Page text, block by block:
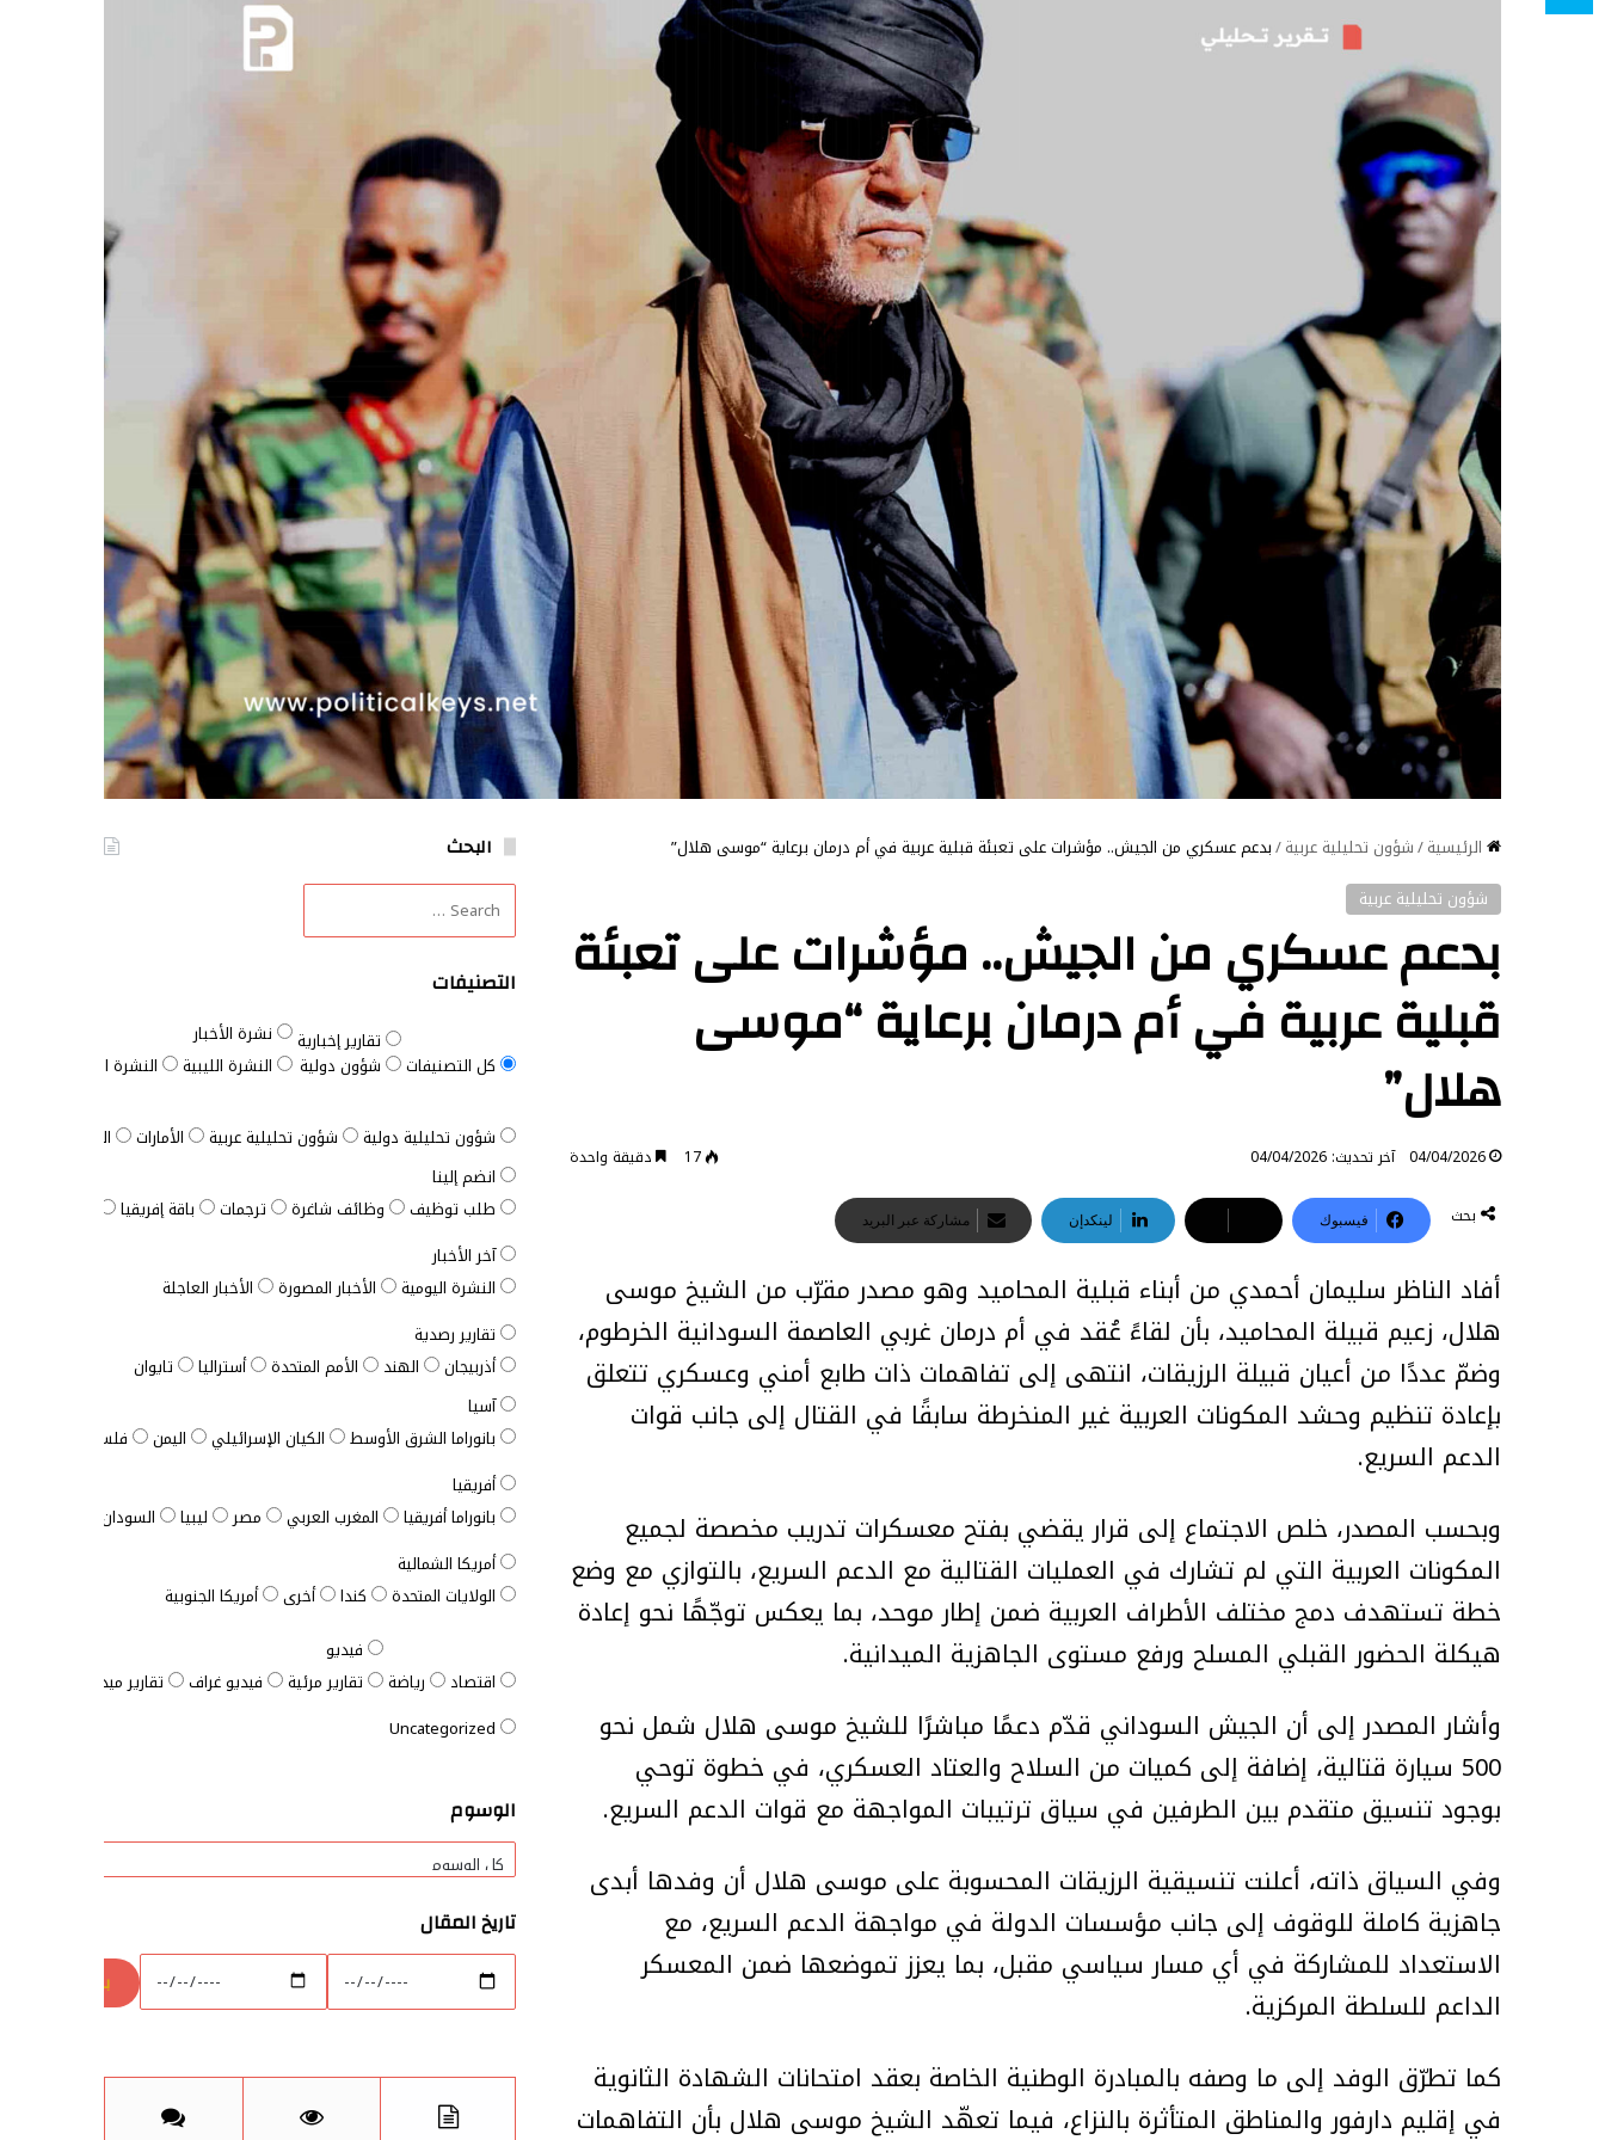
الرئيسية/شؤون تحليلية عربية/بدعم عسكري من الجيش.. مؤشرات على تعبئة قبلية عربية في أم درمان برعاية “موسى هلال”
شؤون تحليلية عربية
بدعم عسكري من الجيش.. مؤشرات على تعبئة
قبلية عربية في أم درمان برعاية “موسى
هلال”
04/04/2026 آخر تحديث: 04/04/2026 17 دقيقة واحدة
بحث فيسبوك لينكدإن مشاركة عبر البريد
أفاد الناظر سليمان أحمدي من أبناء قبلية المحاميد وهو مصدر مقرّب من الشيخ موسى
هلال، زعيم قبيلة المحاميد، بأن لقاءً عُقد في أم درمان غربي العاصمة السودانية الخرطوم،
وضمّ عددًا من أعيان قبيلة الرزيقات، انتهى إلى تفاهمات ذات طابع أمني وعسكري تتعلق
بإعادة تنظيم وحشد المكونات العربية غير المنخرطة سابقًا في القتال إلى جانب قوات
الدعم السريع.
وبحسب المصدر، خلص الاجتماع إلى قرار يقضي بفتح معسكرات تدريب مخصصة لجميع
المكونات العربية التي لم تشارك في العمليات القتالية مع الدعم السريع، بالتوازي مع وضع
خطة تستهدف دمج مختلف الأطراف العربية ضمن إطار موحد، بما يعكس توجّهًا نحو إعادة
هيكلة الحضور القبلي المسلح ورفع مستوى الجاهزية الميدانية.
وأشار المصدر إلى أن الجيش السوداني قدّم دعمًا مباشرًا للشيخ موسى هلال شمل نحو
500 سيارة قتالية، إضافة إلى كميات من السلاح والعتاد العسكري، في خطوة توحي
بوجود تنسيق متقدم بين الطرفين في سياق ترتيبات المواجهة مع قوات الدعم السريع.
وفي السياق ذاته، أعلنت تنسيقية الرزيقات المحسوبة على موسى هلال أن وفدها أبدى
جاهزية كاملة للوقوف إلى جانب مؤسسات الدولة في مواجهة الدعم السريع، مع
الاستعداد للمشاركة في أي مسار سياسي مقبل، بما يعزز تموضعها ضمن المعسكر
الداعم للسلطة المركزية.
كما تطرّق الوفد إلى ما وصفه بالمبادرة الوطنية الخاصة بعقد امتحانات الشهادة الثانوية
في إقليم دارفور والمناطق المتأثرة بالنزاع، فيما تعهّد الشيخ موسى هلال بأن التفاهمات
حركة الشباب تكثف زرع العبوات الناسفة
على الطرق الفرعية في شبيلي الوسطى
وهيران
وهيران
البحث
التصنيفات
كل التصنيفات
تقارير إخبارية
شؤون دولية
نشرة الأخبار
النشرة الليبية
النشرة السودانية
شؤون تحليلية دولية شؤون تحليلية عربية الأمارات
الباقة الشاملة
انضم إلينا
طلب توظيف
وظائف شاغرة ترجمات باقة إفريقيا
آخر الأخبار
النشرة اليومية
الأخبار المصورة
الأخبار العاجلة
تقارير رصدية
أذربيجان
الهند الأمم المتحدة أستراليا
تايوان
آسيا
بانوراما الشرق الأوسط
الكيان الإسرائيلي اليمن فلسطين
أفريقيا
بانوراما أفريقيا
المغرب العربي مصر ليبيا السودان
أمريكا الشمالية
الولايات المتحدة
كندا أخرى أمريكا الجنوبية
اقتصاد رياضة
فيديو
تقارير مرئية
فيديو غراف تقارير ميدانية
الوسوم
تاريخ المقال